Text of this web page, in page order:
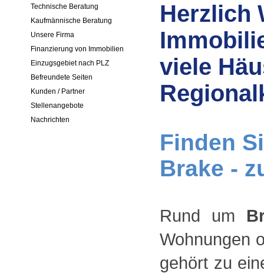
Technische Beratung
Kaufmännische Beratung
Unsere Firma
Finanzierung von Immobilien
Einzugsgebiet nach PLZ
Befreundete Seiten
Kunden / Partner
Stellenangebote
Nachrichten
Herzlich
viele
Finden
Brake -
Rund um
Wohnungen
gehört zu